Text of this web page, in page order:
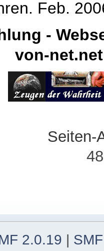
Feb.
-
von-net.net
Seiten-
2.0.19